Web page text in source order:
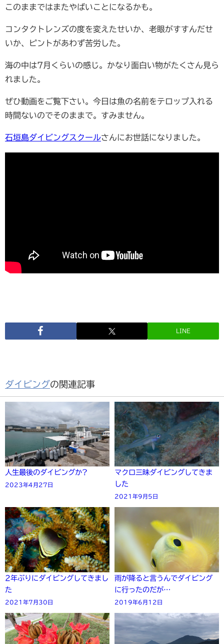
このままではまたやばいことになるかも。
コンタクトレンズの度を変えたせいか、老眼がすすんだせ
いか、ピントがあわず苦労した。
海の中は7月くらいの感じ。かなり面白い物がたくさん見ら
れました。
ぜひ動画をご覧下さい。今日は魚の名前をテロップ入れる
時間ないのでそのままで。すみません。
石垣島ダイビングスクールさんにお世話になりました。
LINE
ダイビングの関連記事
人生最後のダイビングか?
2023年4月27日
マクロ三昧ダイビングしてきま
した
2021年9月5日
2年ぶりにダイビングしてきまし
た
2021年7月30日
雨が降ると言うんでダイビング
に行ったのだが…
2019年6月12日